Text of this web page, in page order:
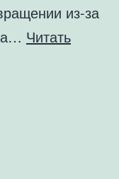
из-за
Читать